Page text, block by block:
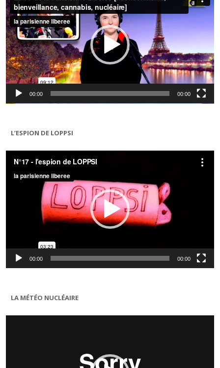
00:00 00:00
L’ESPION DE LOPPSI
Lecteur
vidéo
00:00 00:00
LA MÉTÉO NUCLÉAIRE
Lecteur